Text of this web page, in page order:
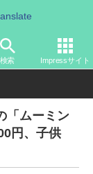
検索 Impressサイト
「ムーミン
円、子供